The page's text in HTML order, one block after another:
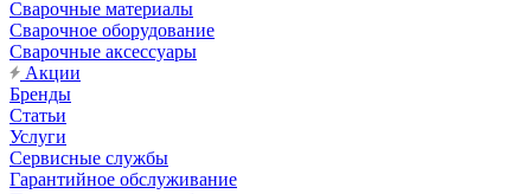
Сварочные материалы
Сварочное оборудование
Сварочные аксессуары
Акции
Бренды
Статьи
Услуги
Сервисные службы
Гарантийное обслуживание